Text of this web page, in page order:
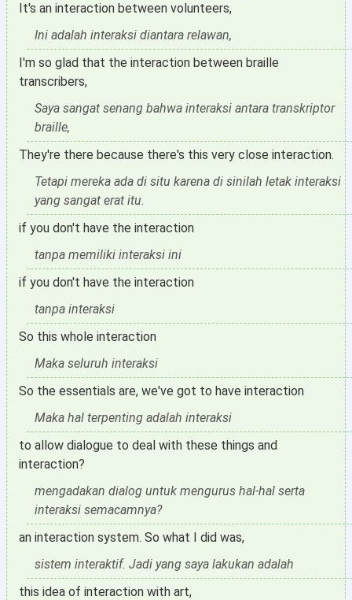
It's an interaction between volunteers,
Ini adalah interaksi diantara relawan,
I'm so glad that the interaction between braille
transcribers,
Saya sangat senang bahwa interaksi antara transkriptor
braille,
They're there because there's this very close interaction.
Tetapi mereka ada di situ karena di sinilah letak interaksi
yang sangat erat itu.
if you don't have the interaction
tanpa memiliki interaksi ini
if you don't have the interaction
tanpa interaksi
So this whole interaction
Maka seluruh interaksi
So the essentials are, we've got to have interaction
Maka hal terpenting adalah interaksi
to allow dialogue to deal with these things and
interaction?
mengadakan dialog untuk mengurus hal-hal serta
interaksi semacamnya?
an interaction system. So what I did was,
sistem interaktif. Jadi yang saya lakukan adalah
this idea of interaction with art,